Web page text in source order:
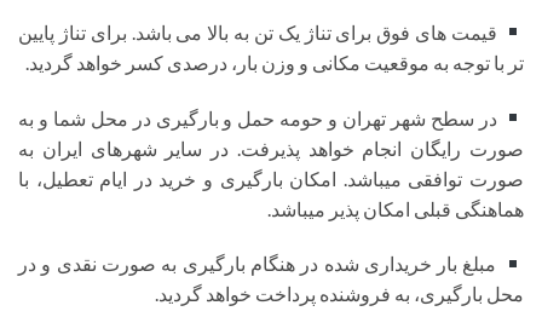
قیمت های فوق برای تناژ یک تن به بالا می باشد. برای تناژ پایین
تر با توجه به موقعیت مکانی و وزن بار، درصدی کسر خواهد گردید.
در سطح شهر تهران و حومه حمل و بارگیری در محل شما و به
صورت رایگان انجام خواهد پذیرفت. در سایر شهرهای ایران به
صورت توافقی میباشد. امکان بارگیری و خرید در ایام تعطیل، با
هماهنگی قبلی امکان پذیر میباشد.
مبلغ بار خریداری شده در هنگام بارگیری به صورت نقدی و در
محل بارگیری، به فروشنده پرداخت خواهد گردید.